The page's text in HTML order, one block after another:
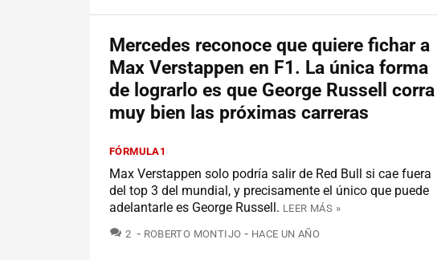
Mercedes reconoce que quiere fichar a
Max Verstappen en F1. La única forma
de lograrlo es que George Russell corra
muy bien las próximas carreras
FÓRMULA1
Max Verstappen solo podría salir de Red Bull si cae fuera
del top 3 del mundial, y precisamente el único que puede
adelantarle es George Russell. LEER MÁS »
2 COMENTARIOS
ROBERTO MONTIJO HACE UN AÑO